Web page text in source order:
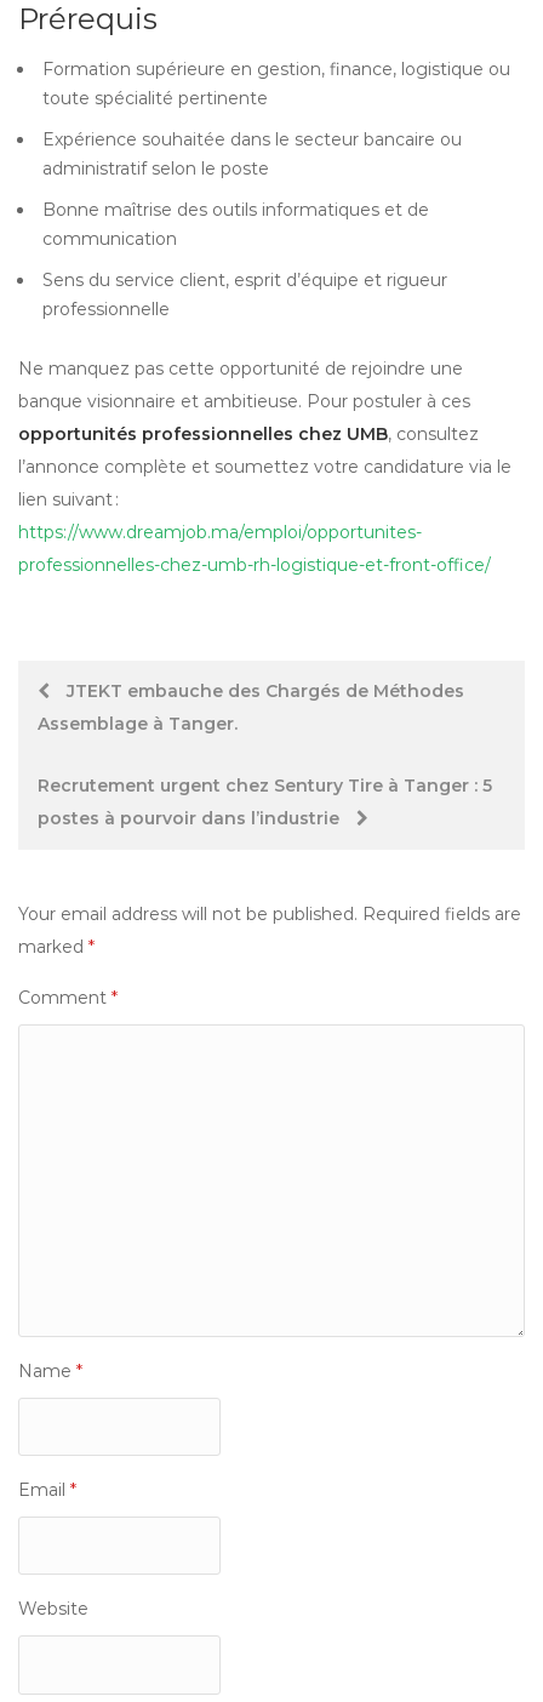
Prérequis
Formation supérieure en gestion, finance, logistique ou
toute spécialité pertinente
Expérience souhaitée dans le secteur bancaire ou
administratif selon le poste
Bonne maîtrise des outils informatiques et de
communication
Sens du service client, esprit d’équipe et rigueur
professionnelle
Ne manquez pas cette opportunité de rejoindre une
banque visionnaire et ambitieuse. Pour postuler à ces
opportunités professionnelles chez UMB, consultez
l’annonce complète et soumettez votre candidature via le
lien suivant :
https://www.dreamjob.ma/emploi/opportunites-
professionnelles-chez-umb-rh-logistique-et-front-office/
PostJTEKT embauche des Chargés de Méthodes
Assemblage à Tanger.
Recrutement urgent chez Sentury Tire à Tanger : 5
postes à pourvoir dans l’industrie
Your email address will not be published. Required fields are
marked *
Comment *
Name *
Email *
Website